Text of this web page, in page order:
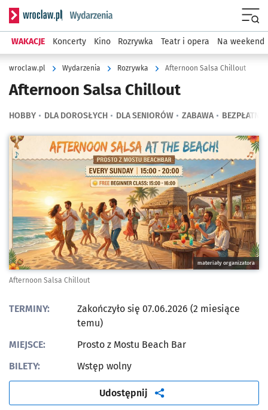
Serwis informacyjny wroclaw.pl podserwis: Wydarzenia
WAKACJE Koncerty Kino Rozrywka Teatr i opera Na weekend
wroclaw.pl Wydarzenia Rozrywka Afternoon Salsa Chillout
Afternoon Salsa Chillout
HOBBY DLA DOROSŁYCH DLA SENIORÓW ZABAWA BEZPŁATNE
Kliknij, aby powiększyć
materiały organizatora
Afternoon Salsa Chillout
TERMINY:
Zakończyło się 07.06.2026 (2 miesiące
temu)
MIEJSCE:
Prosto z Mostu Beach Bar
BILETY:
Wstęp wolny
Udostępnij artykuł